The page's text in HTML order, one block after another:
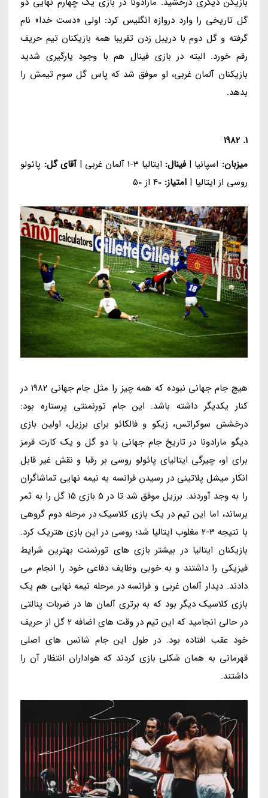
گل تاریخی را وارد دروازه انگلیس کرد: اولی «دست خدا» نام
گرفته و گل دوم با دریبل زدن تقریبا همه بازیکنان تیم حریف
رقم خورد. البته در بازی فینال هم با وجود یارگیری شدید
بازیکنان آلمان غربی، او موفق شد که پاس گل سوم تیمش را
بدهد.
1. 1982
میزبان: اسپانیا |فینال: ایتالیا 3-1 آلمان غربی | آقای گل: پائولو
روسی از ایتالیا |امتیاز: 40 از 50
هیچ جام جهانی نبوده که همه چیز را مثل جام جهانی 1982 در
کنار یکدیگر داشته باشد. این جام تورنمنتی پرستاره بود:
درخشش سوکراتس، زیکو و فالکائو برای برزیل، اولین بازی
دیگو مارادونا در تاریخ جام جهانی با دو گل و یک کارت قرمز
برای او، چیرگی ایتالیای پائولو روسی بر رقبا و نقش غیر قابل
انکار میشل پلاتینی در رسیدن فرانسه به نیمه نهایی تماشاگران
را به وجد آوردند. برزیل موفق شد تا در 5 بازی 15 گل را به ثمر
برساند، اما این تیم در یک بازی کلاسیک در مرحله دوم گروهی
با نتیجه 3-2 مغلوب ایتالیا شد؛ روسی در این بازی هتریک کرد.
بازیکنان ایتالیا در بیشتر بازی های تورنمنت بهترین شرایط
فیزیکی را داشتند و به خوبی وظایف دفاعی خود را انجام می
دادند. دیدار آلمان غربی و فرانسه در مرحله نیمه نهایی هم یک
بازی کلاسیک دیگر بود که به برتری آلمان ها در ضربات پنالتی
در حالی انجامید که این تیم در وقت های اضافه 2 گل از حریف
خود عقب افتاده بود. در طول این جام شانس های اصلی
قهرمانی به همان شکلی بازی کردند که هواداران انتظار آن را
داشتند.